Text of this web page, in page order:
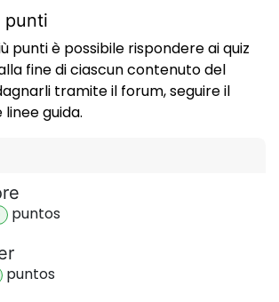
punti
punti è possibile rispondere ai quiz
fine di ciascun contenuto del
tramite il forum, seguire il
guida.
puntos
puntos